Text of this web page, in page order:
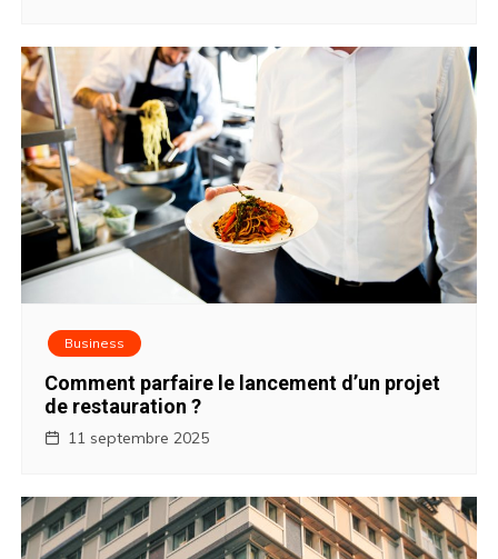
Business
Comment parfaire le lancement d’un projet
de restauration ?
11 septembre 2025